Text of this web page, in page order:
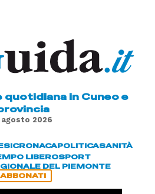
quotidiana in Cuneo e
agosto 2026
CRONACAPOLITICASANITÀ
LIBEROSPORT
DEL PIEMONTE
ABBONATI